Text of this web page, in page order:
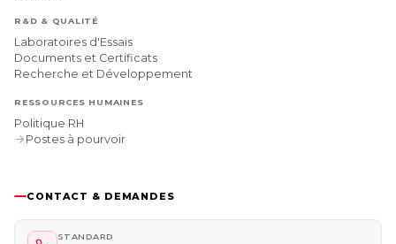
R&D & QUALITÉ
Laboratoires d'Essais
Documents et Certificats
Recherche et Développement
RESSOURCES HUMAINES
Politique RH
Postes à pourvoir
CONTACT & DEMANDES
STANDARD